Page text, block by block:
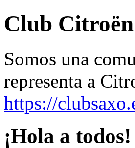
Club
Somos una
representa a
https://
¡Hola a todos!